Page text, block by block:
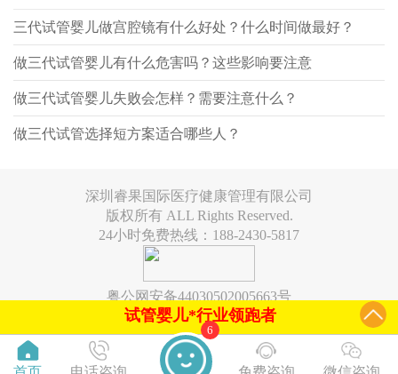
三代试管婴儿做宫腔镜有什么好处？什么时间做最好？
做三代试管婴儿有什么危害吗？这些影响要注意
做三代试管婴儿失败会怎样？需要注意什么？
做三代试管选择短方案适合哪些人？
深圳睿果国际医疗健康管理有限公司
版权所有 ALL Rights Reserved.
24小时免费热线：188-2430-5817
粤公网安备44030502005663号
试管婴儿*行业领跑者
6